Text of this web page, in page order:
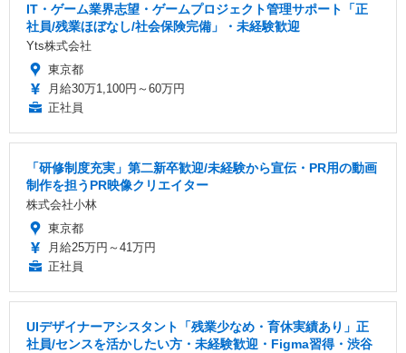
IT・ゲーム業界志望・ゲームプロジェクト管理サポート「正
社員/残業ほぼなし/社会保険完備」・未経験歓迎
Yts株式会社
東京都
月給30万1,100円～60万円
正社員
「研修制度充実」第二新卒歓迎/未経験から宣伝・PR用の動画
制作を担うPR映像クリエイター
株式会社小林
東京都
月給25万円～41万円
正社員
UIデザイナーアシスタント「残業少なめ・育休実績あり」正
社員/センスを活かしたい方・未経験歓迎・Figma習得・渋谷